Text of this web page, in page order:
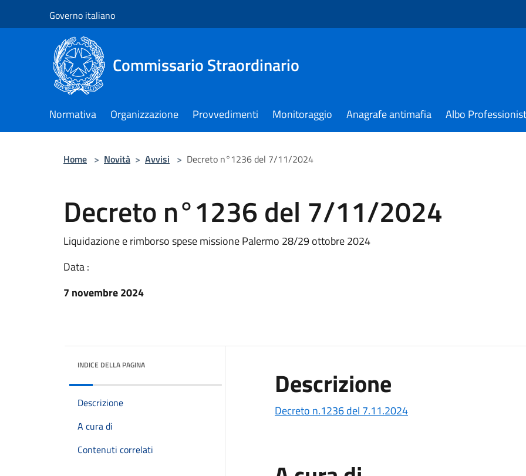
Governo italiano
Commissario Straordinario
Normativa Organizzazione Provvedimenti Monitoraggio Anagrafe antimafia Albo
Home > Novità > Avvisi > Decreto n°1236 del 7/11/2024
Decreto n°1236 del 7/11/2024
Liquidazione e rimborso spese missione Palermo 28/29 ottobre 2024
Data :
7 novembre 2024
INDICE DELLA PAGINA
Descrizione
A cura di
Contenuti correlati
Descrizione
Decreto n.1236 del 7.11.2024